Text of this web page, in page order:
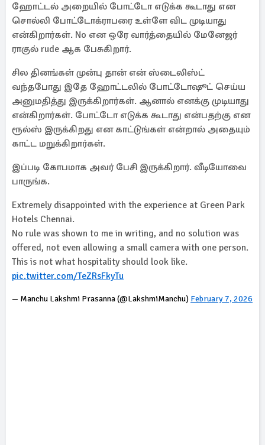
ஹோட்டல் அறையில் போட்டோ எடுக்க கூடாது என
சொல்லி போட்டோக்ராபரை உள்ளே விட முடியாது
என்கிறார்கள். No என ஒரே வார்த்தையில் மேனேஜர்
ராகுல் rude ஆக பேசுகிறார்.
சில தினங்கள் முன்பு தான் என் ஸ்டைலிஸ்ட்
வந்தபோது இதே ஹோட்டலில் போட்டோஷூட் செய்ய
அனுமதித்து இருக்கிறார்கள். ஆனால் எனக்கு முடியாது
என்கிறார்கள். போட்டோ எடுக்க கூடாது என்பதற்கு என
ரூல்ஸ் இருக்கிறது என காட்டுங்கள் என்றால் அதையும்
காட்ட மறுக்கிறார்கள்.
இப்படி கோபமாக அவர் பேசி இருக்கிறார். வீடியோவை
பாருங்க.
Extremely disappointed with the experience at Green Park
Hotels Chennai.
No rule was shown to me in writing, and no solution was
offered, not even allowing a small camera with one person.
This is not what hospitality should look like.
pic.twitter.com/TeZRsFkyTu
— Manchu Lakshmi Prasanna (@LakshmiManchu) February 7, 2026